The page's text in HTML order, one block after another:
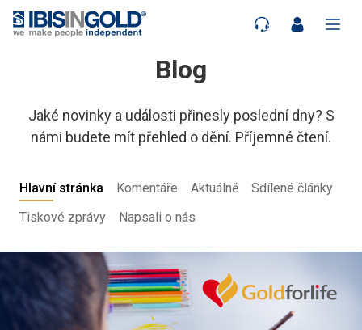
Blog
Jaké novinky a události přinesly poslední dny? S
námi budete mít přehled o dění. Příjemné čtení.
Hlavní stránka Komentáře Aktuálně
Sdílené články
Tiskové zprávy
Napsali o nás